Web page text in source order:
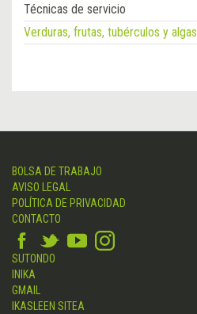
Técnicas de servicio
Verduras, frutas, tubérculos y algas
BOLSA DE TRABAJO
AVISO LEGAL
POLÍTICA DE PRIVACIDAD
CONTACTO
SUTONDO
INIKA
GMAIL
IKASLEEN SITEA